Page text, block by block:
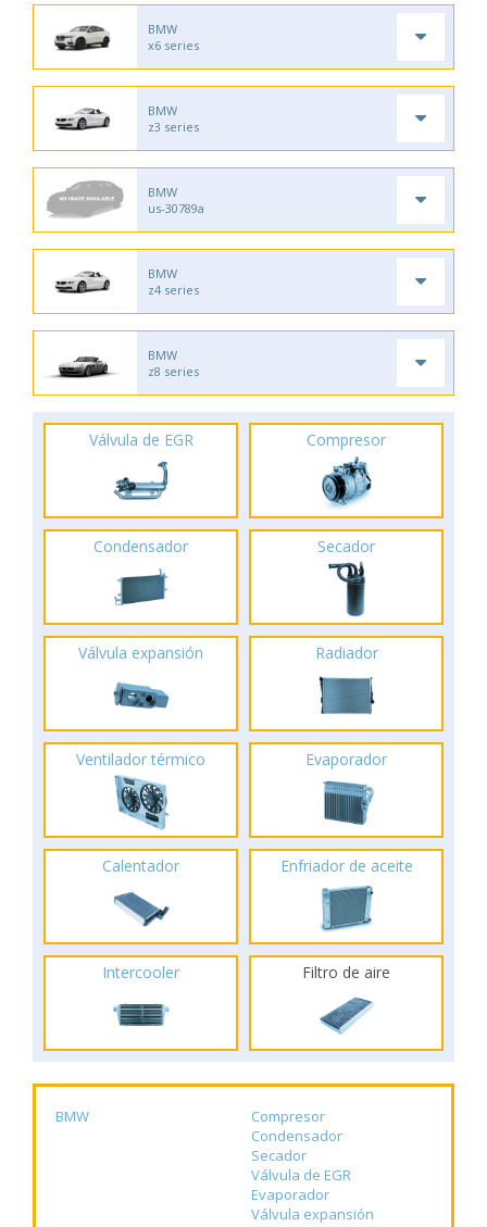
BMW
x6 series
BMW
z3 series
BMW
us-30789a
BMW
z4 series
BMW
z8 series
Válvula de EGR Compresor
Condensador Secador
Válvula expansión Radiador
Ventilador térmico Evaporador
Calentador Enfriador de aceite
Intercooler Filtro de aire
BMW
Compresor
Condensador
Secador
Válvula de EGR
Evaporador
Válvula expansión